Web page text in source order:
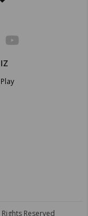
Reserved